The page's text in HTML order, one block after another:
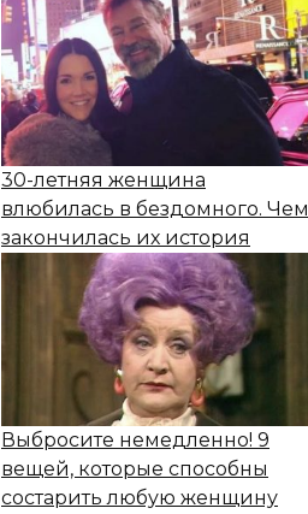
30-летняя женщина
влюбилась в бездомного. Чем
закончилась их история
Выбросите немедленно! 9
вещей, которые способны
состapить любую женщину